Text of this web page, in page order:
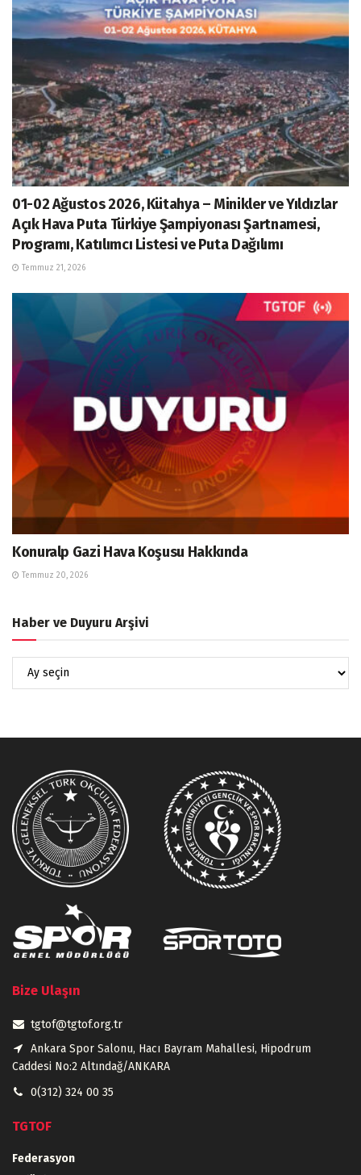
01-02 Ağustos 2026, Kütahya – Minikler ve Yıldızlar
Açık Hava Puta Türkiye Şampiyonası Şartnamesi,
Programı, Katılımcı Listesi ve Puta Dağılımı
Temmuz 21, 2026
Konuralp Gazi Hava Koşusu Hakkında
Temmuz 20, 2026
Haber ve Duyuru Arşivi
Bize Ulaşın
tgtof@tgtof.org.tr
Ankara Spor Salonu, Hacı Bayram Mahallesi, Hipodrum
Caddesi No:2 Altındağ/ANKARA
0(312) 324 00 35
TGTOF
Federasyon